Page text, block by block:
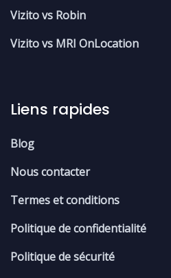
Vizito vs Robin
Vizito vs MRI OnLocation
Liens rapides
Blog
Nous contacter
Termes et conditions
Politique de confidentialité
Politique de sécurité